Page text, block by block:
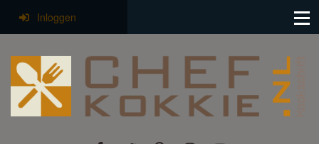
Inloggen